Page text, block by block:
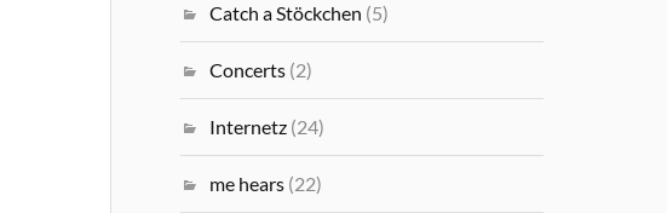
Catch a Stöckchen (5)
Concerts (2)
Internetz (24)
me hears (22)